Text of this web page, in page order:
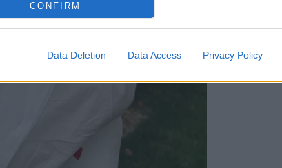
CONFIRM
Data Deletion Data Access Privacy Policy